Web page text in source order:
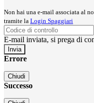
Non hai una e-mail associata al
tramite la Login Spaggiari
E-mail inviata, si prega di
Errore
Chiudi
Successo